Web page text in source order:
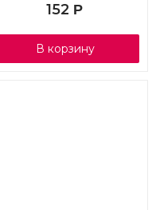
152 Р
В корзину